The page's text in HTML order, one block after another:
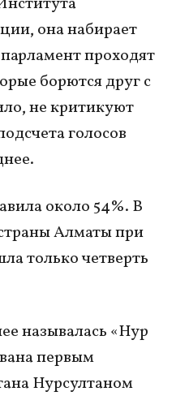
она набирает
проходят
борются друг с
не критикуют
голосов
около 54%. В
Алматы при
только четверть
называлась «Нур
первым
Нурсултаном